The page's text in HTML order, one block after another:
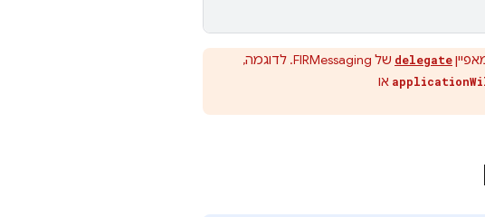
delegate
של FIRMessaging. לדוגמה,
או